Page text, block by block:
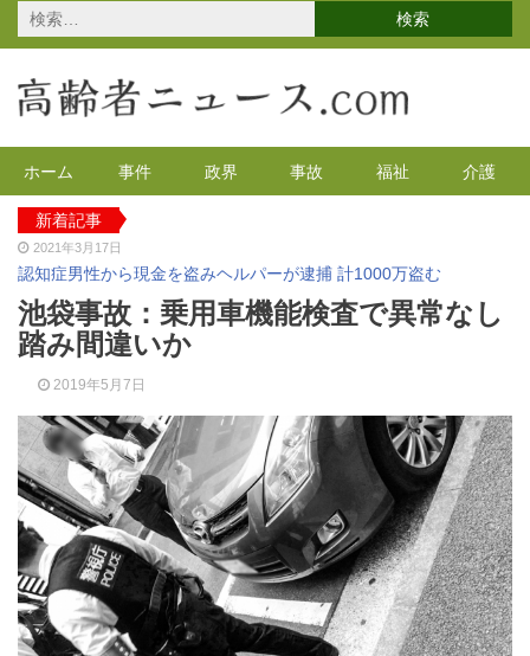
検
索:
ホーム 事件 政界 事故 福祉 介護
新着記事
2021年3月17日
認知症男性から現金を盗みヘルパーが逮捕 計1000万盗む
2021年2月4日
2020年の特殊詐欺が1万3千件 コロナで高齢者の被害が多発
2020年12月14日
有料老人ホームを活用で特養待機者を解消へ 江戸川区
90代母親と息子が自宅で血を流し死亡 無理心中か 兵庫
2020年12月2日
東京都 高齢者らを対象にGoToの自粛を呼びかけ
2021年4月12日
高齢者のワクチン接種始まる 今日から全国で開始
池袋事故：乗用車機能検査で異常なし
踏み間違いか
2019年5月7日